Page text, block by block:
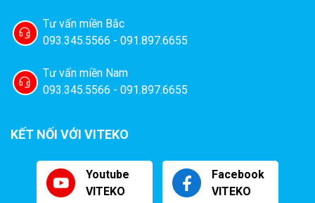
Tư vấn miền Bắc
093.345.5566 - 091.897.6655
Tư vấn miền Nam
093.345.5566 - 091.897.6655
KẾT NỐI VỚI VITEKO
Youtube
VITEKO
Facebook
VITEKO